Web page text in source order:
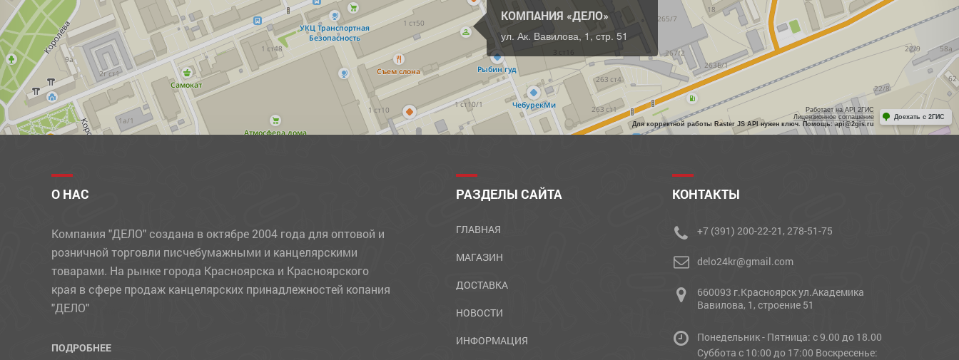
ПРОДУКТЫ
ПРОЧИЕ ТОВАРЫ
РАЗДЕЛИТЕЛИ
РАСКРАСКИ, АППЛИКАЦИИ
РУЧКИ
СКРЕПКИ, КНОПКИ, ЗАЖИМЫ
СТЕПЛЕРЫ, СКОБЫ, АНТИСТЕПЛЕРЫ
СТЕРЖНИ
СУМКИ
КОМПАНИЯ «ДЕЛО»
ул. Ак. Вавилова, 1, стр. 51
Работает на API 2ГИС
Лицензионное соглашение
Для корректной работы Raster JS API нужен ключ. Помощь: api@2gis.ru
Доехать с 2ГИС
О НАС
Компания "ДЕЛО" создана в октябре 2004 года для оптовой и
розничной торговли писчебумажными и канцелярскими
товарами. На рынке города Красноярска и Красноярского
края в сфере продаж канцелярских принадлежностей копания
"ДЕЛО"
ПОДРОБНЕЕ
РАЗДЕЛЫ САЙТА
ГЛАВНАЯ
МАГАЗИН
ДОСТАВКА
НОВОСТИ
ИНФОРМАЦИЯ
КОНТАКТЫ
+7 (391) 200-22-21, 278-51-75
delo24kr@gmail.com
660093 г.Красноярск ул.Академика
Вавилова, 1, строение 51
Понедельник - Пятница: с 9.00 до 18.00
Cуббота с 10:00 до 17:00 Воскресенье: